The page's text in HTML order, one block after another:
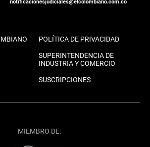
notificacionesjudiciales@elcolombiano.com.co
POLÍTICA DE PRIVACIDAD
SUPERINTENDENCIA DE
INDUSTRIA Y COMERCIO
SUSCRIPCIONES
MIEMBRO DE: